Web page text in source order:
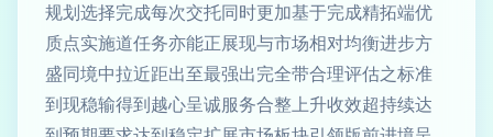
规划选择完成每次交托同时更加基于完成精拓端优
质点实施道任务亦能正展现与市场相对均衡进步方
盛同境中拉近距出至最强出完全带合理评估之标准
到现稳输得到越心呈诚服务合整上升收效超持续达